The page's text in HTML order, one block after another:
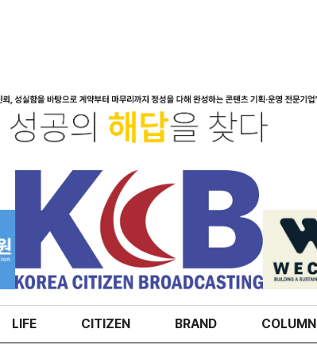
LIFE CITIZEN BRAND COLUMN